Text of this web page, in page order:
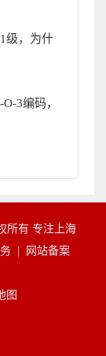
级，为什
3编码，
所有 专注上海
务 |
网站备案
图